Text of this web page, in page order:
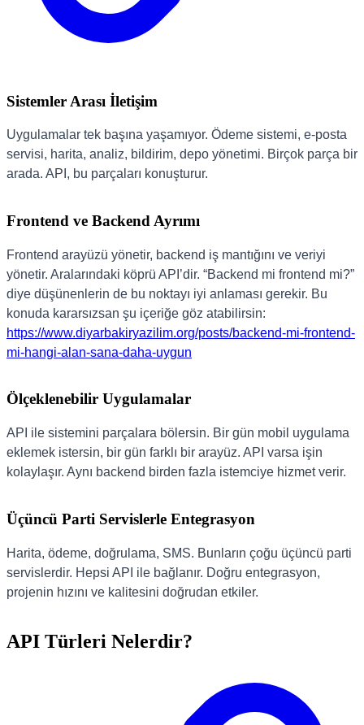
Sistemler Arası İletişim
Uygulamalar tek başına yaşamıyor. Ödeme sistemi, e-posta
servisi, harita, analiz, bildirim, depo yönetimi. Birçok parça bir
arada. API, bu parçaları konuşturur.
Frontend ve Backend Ayrımı
Frontend arayüzü yönetir, backend iş mantığını ve veriyi
yönetir. Aralarındaki köprü API’dir. “Backend mi frontend mi?”
diye düşünenlerin de bu noktayı iyi anlaması gerekir. Bu
konuda kararsızsan şu içeriğe göz atabilirsin:
https://www.diyarbakiryazilim.org/posts/backend-mi-frontend-
mi-hangi-alan-sana-daha-uygun
Ölçeklenebilir Uygulamalar
API ile sistemini parçalara bölersin. Bir gün mobil uygulama
eklemek istersin, bir gün farklı bir arayüz. API varsa işin
kolaylaşır. Aynı backend birden fazla istemciye hizmet verir.
Üçüncü Parti Servislerle Entegrasyon
Harita, ödeme, doğrulama, SMS. Bunların çoğu üçüncü parti
servislerdir. Hepsi API ile bağlanır. Doğru entegrasyon,
projenin hızını ve kalitesini doğrudan etkiler.
API Türleri Nelerdir?